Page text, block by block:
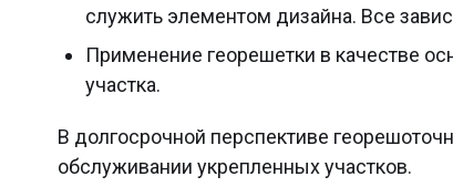
служить элементом дизайна. Все
Применение георешетки в качестве
участка.
В долгосрочной перспективе
обслуживании укрепленных участков.